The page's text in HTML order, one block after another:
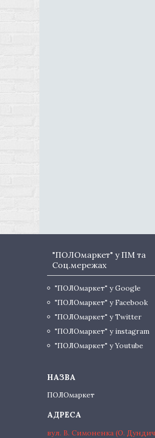
"ПОЛОмаркет" у ПМ та
Соц.мережах
"ПОЛОмаркет" у Google
"ПОЛОмаркет" у Facebook
"ПОЛОмаркет" у Twitter
"ПОЛОмаркет" у instagram
"ПОЛОмаркет" у Youtube
ПОЛОмаркет
вул. В. Симоненка (О.